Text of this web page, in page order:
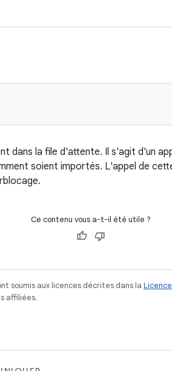
dans la file d'attente. Il s'agit d'un
soient importés. L'appel de
Ce contenu vous a-t-il été utile ?
soumis aux licences décrites dans la
affiliées.